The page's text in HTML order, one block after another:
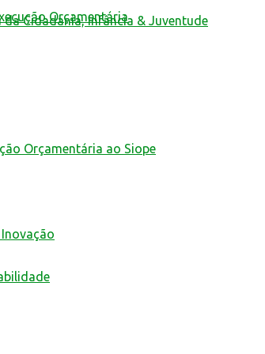
Orçamentária
Cidadania, Infância & Juventude
Orçamentária ao Siope